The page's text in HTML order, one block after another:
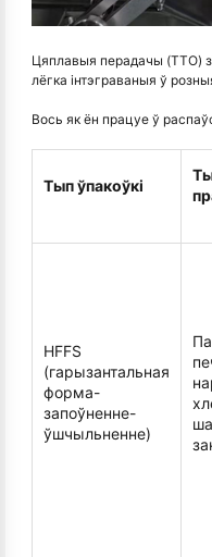
Цяплавыя перадачы (TTO)
лёгка інтэграваныя ў
Вось як ён працуе ў
Тып ўпакоўкі
HFFS
(гарызантальная
форма-
запоўненне-
ўшчыльненне)